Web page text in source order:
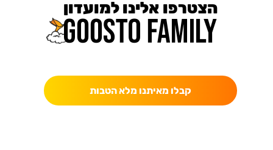
הצטרפו אלינו למועדון
קבלו מאיתנו מלא הטבות